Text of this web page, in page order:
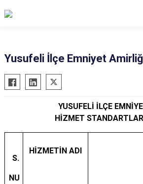
Ardanuç
Arhavi
Şavşat
Yusufeli İlçe Emniyet
YUSUFELİ İLÇE
HİZMET
S.
NU
HİZMETİN ADI